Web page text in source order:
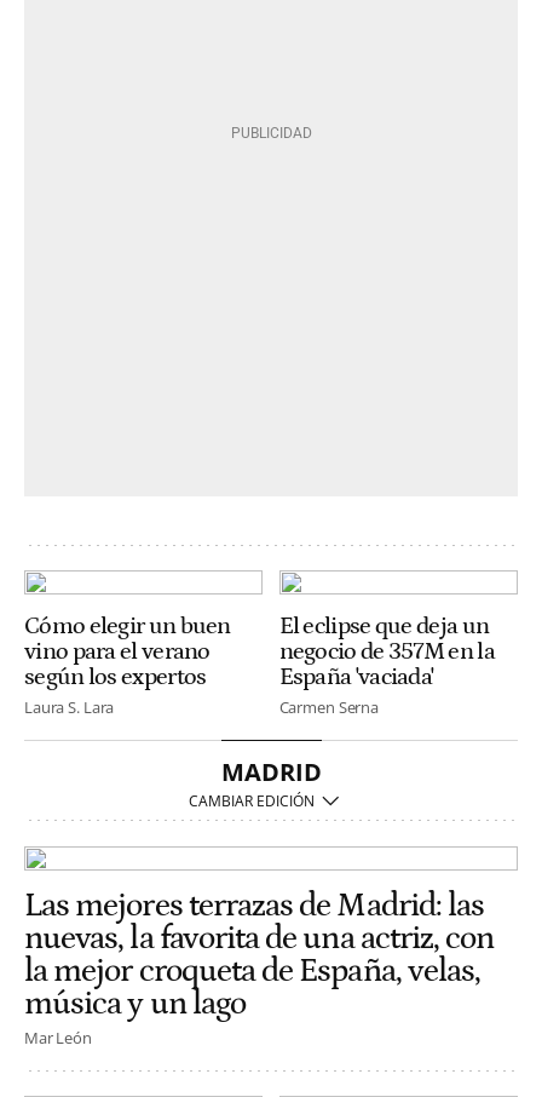
Cómo elegir un buen
vino para el verano
según los expertos
Laura S. Lara
El eclipse que deja un
negocio de 357M en la
España 'vaciada'
Carmen Serna
MADRID
Las mejores terrazas de Madrid: las
nuevas, la favorita de una actriz, con
la mejor croqueta de España, velas,
música y un lago
Mar León